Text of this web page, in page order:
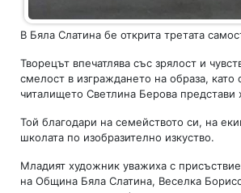
В Бяла Слатина бе открита третата
Творецът впечатлява със зрялост и
смелост в изграждането на образа,
читалището Светлина Берова представи
Той благодари на семейството си, на
школата по изобразително изкуство.
Младият художник уважиха с
на Община Бяла Слатина, Веселка